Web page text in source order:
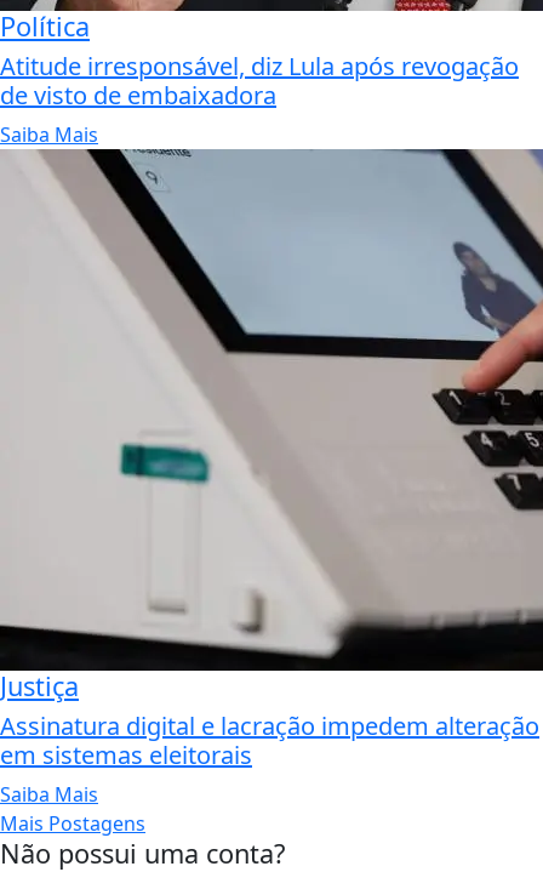
Política
Atitude irresponsável, diz Lula após revogação
de visto de embaixadora
Saiba Mais
Justiça
Assinatura digital e lacração impedem alteração
em sistemas eleitorais
Saiba Mais
Mais Postagens
Não possui uma conta?